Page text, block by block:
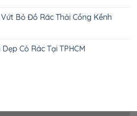
Bỏ Đồ Rác Thải Cồng Kềnh
Cỏ Rác Tại TPHCM